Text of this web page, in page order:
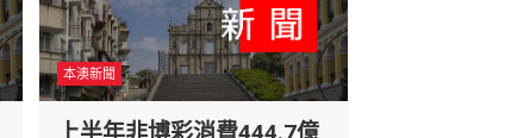
本澳新聞